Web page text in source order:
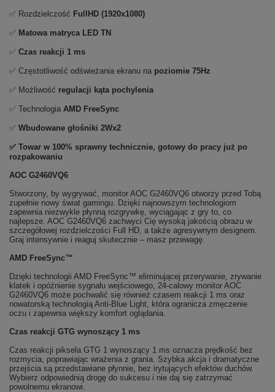
✅ Rozdzielczość FullHD (1920x1080)
✅ Matowa matryca LED TN
✅ Czas reakcji 1 ms
✅ Częstotliwość odświeżania ekranu na poziomie 75Hz
✅ Możliwość regulacji kąta pochylenia
✅ Technologia AMD FreeSync
✅ Wbudowane głośniki 2Wx2
✅ Towar w 100% sprawny technicznie, gotowy do pracy już po
rozpakowaniu
AOC G2460VQ6
Stworzony, by wygrywać, monitor AOC G2460VQ6 otworzy przed Tobą
zupełnie nowy świat gamingu. Dzięki najnowszym technologiom
zapewnia niezwykle płynną rozgrywkę, wyciągając z gry to, co
najlepsze. AOC G2460VQ6 zachwyci Cię wysoką jakością obrazu w
szczegółowej rozdzielczości Full HD, a także agresywnym designem.
Graj intensywnie i reaguj skutecznie – masz przewagę.
AMD FreeSync™
Dzięki technologii AMD FreeSync™ eliminującej przerywanie, zrywanie
klatek i opóźnienie sygnału wejściowego, 24-calowy monitor AOC
G2460VQ6 może pochwalić się również czasem reakcji 1 ms oraz
nowatorską technologią Anti-Blue Light, która ogranicza zmęczenie
oczu i zapewnia większy komfort oglądania.
Czas reakcji GTG wynoszący 1 ms
Czas reakcji piksela GTG 1 wynoszący 1 ms oznacza prędkość bez
rozmycia, poprawiając wrażenia z grania. Szybka akcja i dramatyczne
przejścia są przedstawiane płynnie, bez irytujących efektów duchów.
Wybierz odpowiednią drogę do sukcesu i nie daj się zatrzymać
powolnemu ekranowi.